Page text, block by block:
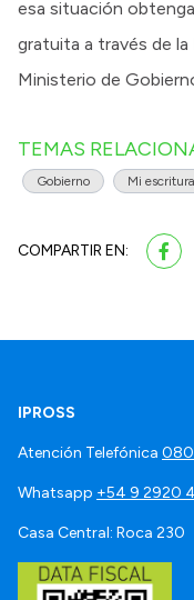
esa situación
gratuita a través de la
Ministerio de
TEMAS
Gobierno Mi
COMPARTIR EN:
IPROSS
Atención Telefónica
Whatsapp +54 9 2920
Casa Central: Roca 230